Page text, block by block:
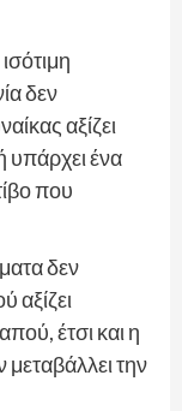
δεν
αξίζει
υπάρχει ένα
που
δεν
αξίζει
έτσι και η
την